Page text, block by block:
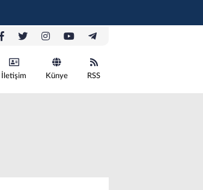
İletişim Künye RSS